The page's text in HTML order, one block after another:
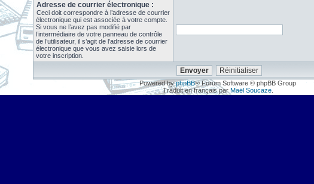
Adresse de courrier électronique :
Ceci doit correspondre à l’adresse de courrier
électronique qui est associée à votre compte.
Si vous ne l’avez pas modifié par
l’intermédiaire de votre panneau de contrôle
de l’utilisateur, il s’agit de l’adresse de courrier
électronique que vous avez saisie lors de
votre inscription.
Powered byphpBB® Forum Software © phpBB Group
Traduit en français par Maël Soucaze.